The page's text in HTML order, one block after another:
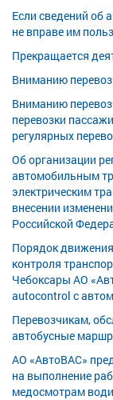
Если сведений об
не вправе им
Прекращается
Вниманию
Вниманию
перевозки
регулярных
Об организации
автомобильным
электрическим
внесении
Российской
Порядок
контроля
Чебоксары АО
autocontrol с
Перевозчикам,
автобусные
АО «АвтоВАС»
на выполнение
медосмотрам